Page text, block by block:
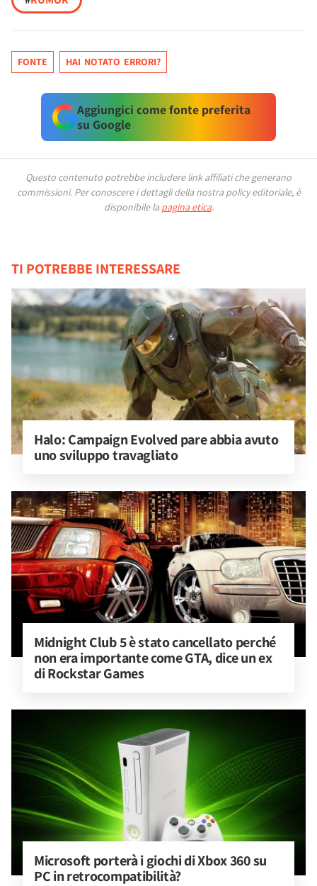
FONTE HAI NOTATO ERRORI?
Aggiungici come fonte preferita
su Google
Questo contenuto potrebbe includere link affiliati che generano
commissioni. Per conoscere i dettagli della nostra policy editoriale, è
disponibile la pagina etica.
TI POTREBBE INTERESSARE
Halo: Campaign Evolved pare abbia avuto
uno sviluppo travagliato
Midnight Club 5 è stato cancellato perché
non era importante come GTA, dice un ex
di Rockstar Games
Microsoft porterà i giochi di Xbox 360 su
PC in retrocompatibilità?